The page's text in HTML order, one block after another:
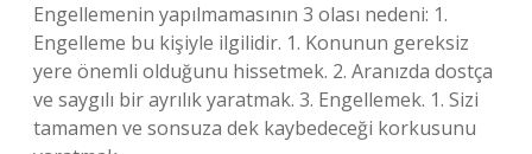
Engellemenin yapılmamasının 3 olası nedeni: 1.
Engelleme bu kişiyle ilgilidir. 1. Konunun gereksiz
yere önemli olduğunu hissetmek. 2. Aranızda dostça
ve saygılı bir ayrılık yaratmak. 3. Engellemek. 1. Sizi
tamamen ve sonsuza dek kaybedeceği korkusunu